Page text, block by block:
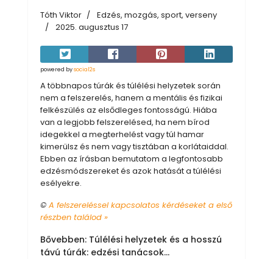
Tóth Viktor
Edzés, mozgás, sport, verseny
2025. augusztus 17
powered bysocial2s
A többnapos túrák és túlélési helyzetek során
nem a felszerelés, hanem a mentális és fizikai
felkészülés az elsődleges fontosságú. Hiába
van a legjobb felszerelésed, ha nem bírod
idegekkel a megterhelést vagy túl hamar
kimerülsz és nem vagy tisztában a korlátaiddal.
Ebben az írásban bemutatom a legfontosabb
edzésmódszereket és azok hatását a túlélési
esélyekre.
© A felszereléssel kapcsolatos kérdéseket a első
részben találod »
Bővebben: Túlélési helyzetek és a hosszú
távú túrák: edzési tanácsok...